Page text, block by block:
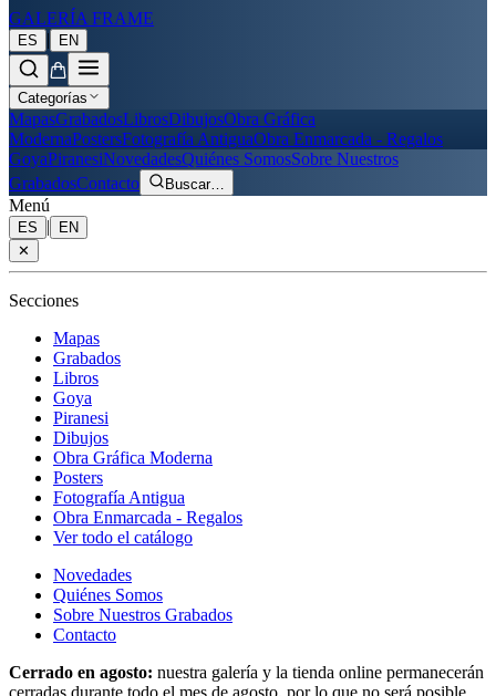
GALERÍA FRAME
ES | EN
Categorías
MapasGrabadosLibrosDibujosObra Gráfica
ModernaPostersFotografía AntiguaObra Enmarcada - Regalos
GoyaPiranesiNovedadesQuiénes SomosSobre Nuestros
GrabadosContacto Buscar…
Menú
ES |
EN
✕
Secciones
Mapas
Grabados
Libros
Goya
Piranesi
Dibujos
Obra Gráfica Moderna
Posters
Fotografía Antigua
Obra Enmarcada - Regalos
Ver todo el catálogo
Novedades
Quiénes Somos
Sobre Nuestros Grabados
Contacto
Cerrado en agosto: nuestra galería y la tienda online permanecerán
cerradas durante todo el mes de agosto, por lo que no será posible